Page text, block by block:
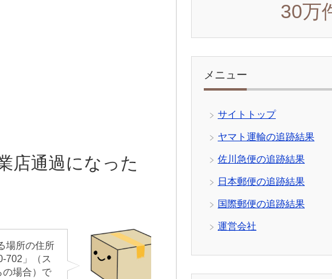
店通過になった
場所の住所
702」（ス
の場合）で
30万
メニュー
サイトトップ
ヤマト運輸の追跡結果
佐川急便の追跡結果
日本郵便の追跡結果
国際郵便の追跡結果
運営会社